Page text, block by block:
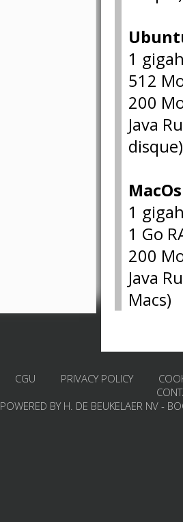
1
512
200
Java
disque)
1
1 Go
200
Java
Macs)
CGU PRIVACY POLICY
POWERED BY H. DE BEUKELAER NV -